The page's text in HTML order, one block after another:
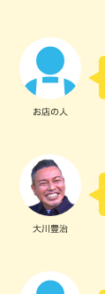
お店の人
大川豊治